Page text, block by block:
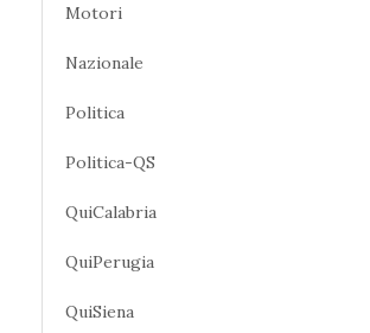
Motori
Nazionale
Politica
Politica-QS
QuiCalabria
QuiPerugia
QuiSiena